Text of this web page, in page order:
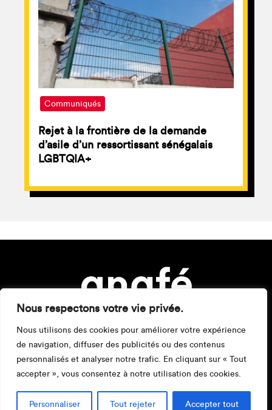
Nous respectons votre vie privée.
Nous utilisons des cookies pour améliorer votre expérience
de navigation, diffuser des publicités ou des contenus
personnalisés et analyser notre trafic. En cliquant sur « Tout
accepter », vous consentez à notre utilisation des cookies.
Personnaliser Tout rejeter Accepter tout
Communiqués
Rejet à la frontière de la demande
d’asile d’un ressortissant sénégalais
LGBTQIA+